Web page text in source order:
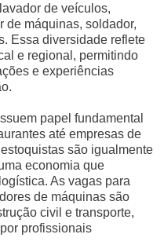
de veículos,
de máquinas, soldador,
Essa diversidade reflete
e regional, permitindo
e experiências
papel fundamental
até empresas de
são igualmente
economia que
As vagas para
de máquinas são
civil e transporte,
profissionais